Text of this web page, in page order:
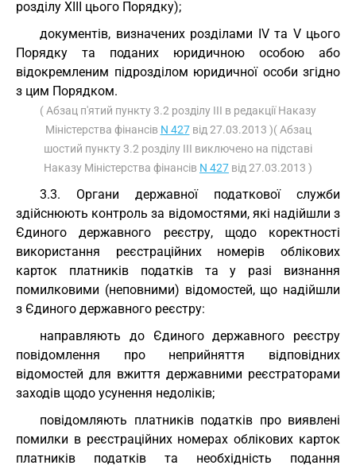
розділу XIII цього Порядку);
документів, визначених розділами IV та V цього
Порядку та поданих юридичною особою або
відокремленим підрозділом юридичної особи згідно
з цим Порядком.
( Абзац п'ятий пункту 3.2 розділу III в редакції Наказу
Міністерства фінансів N 427від 27.03.2013 )( Абзац
шостий пункту 3.2 розділу III виключено на підставі
Наказу Міністерства фінансів N 427 від 27.03.2013 )
3.3. Органи державної податкової служби
здійснюють контроль за відомостями, які надійшли з
Єдиного державного реєстру, щодо коректності
використання реєстраційних номерів облікових
карток платників податків та у разі визнання
помилковими (неповними) відомостей, що надійшли
з Єдиного державного реєстру:
направляють до Єдиного державного реєстру
повідомлення про неприйняття відповідних
відомостей для вжиття державними реєстраторами
заходів щодо усунення недоліків;
повідомляють платників податків про виявлені
помилки в реєстраційних номерах облікових карток
платників податків та необхідність подання